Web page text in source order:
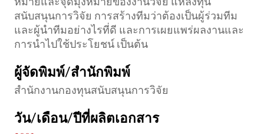
สนับสนุนการวิจัย การสร้างทีมว่าต้องเป็นผู้ร่วมทีม
และผู้นำทีมอย่างไรที่ดี และการเผยแพร่ผลงานและ
การนำไปใช้ประโยชน์ เป็นต้น
ผู้จัดพิมพ์/สำนักพิมพ์
สำนักงานกองทุนสนับสนุนการวิจัย
วัน/เดือน/ปีที่ผลิตเอกสาร